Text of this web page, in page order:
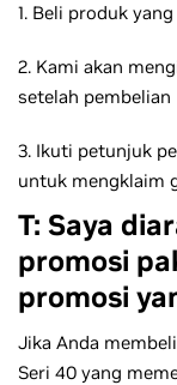
1. Beli produk
2. Kami akan
setelah pembelian
3. Ikuti petunjuk
untuk mengklaim
T: Saya
promosi
promosi
Jika Anda
Seri 40 yang